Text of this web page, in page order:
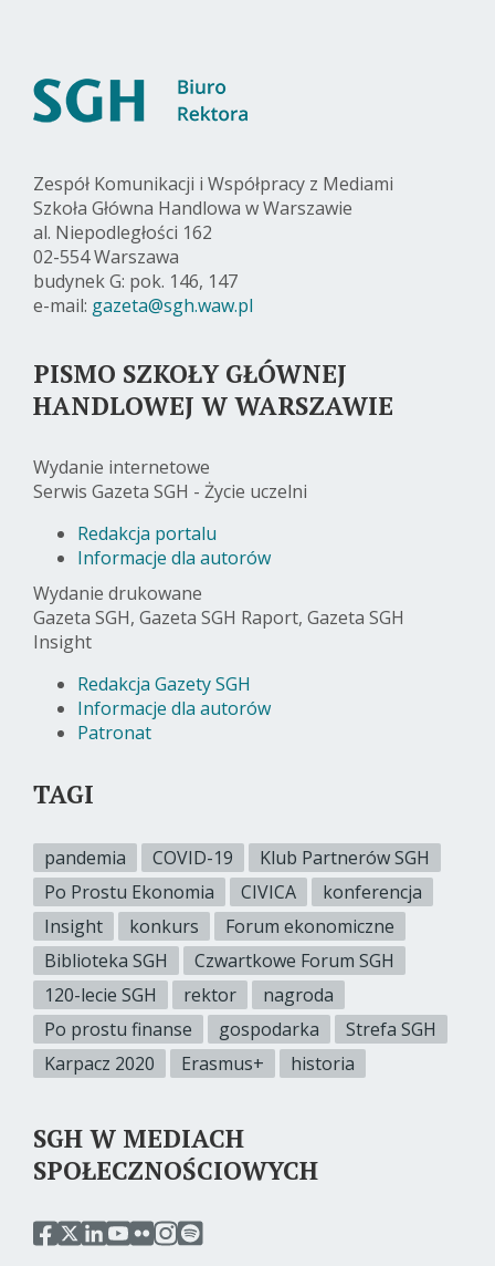
Zespół Komunikacji i Współpracy z Mediami
Szkoła Główna Handlowa w Warszawie
al. Niepodległości 162
02-554 Warszawa
budynek G: pok. 146, 147
e-mail: gazeta@sgh.waw.pl
PISMO SZKOŁY GŁÓWNEJ
HANDLOWEJ W WARSZAWIE
Wydanie internetowe
Serwis Gazeta SGH - Życie uczelni
Redakcja portalu
Informacje dla autorów
Wydanie drukowane
Gazeta SGH, Gazeta SGH Raport, Gazeta SGH
Insight
Redakcja Gazety SGH
Informacje dla autorów
Patronat
TAGI
pandemia COVID-19
Klub Partnerów SGH
Po Prostu Ekonomia
CIVICA
konferencja
Insight
konkurs
Forum ekonomiczne
Biblioteka SGH
Czwartkowe Forum SGH
120-lecie SGH
rektor
nagroda
Po prostu finanse
gospodarka
Strefa SGH
Karpacz 2020
Erasmus+ historia
SGH W MEDIACH
SPOŁECZNOŚCIOWYCH
przejdź
przejdź
przejdź
przejdź
przejdź
przejdźprzejdź